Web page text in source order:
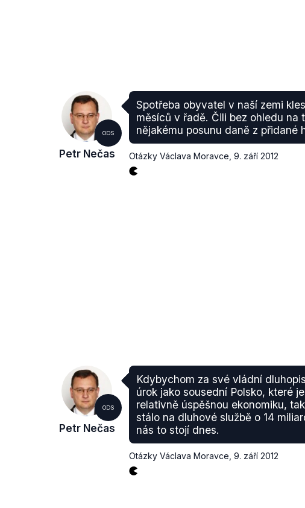
ODS
Petr Nečas
Spotřeba obyvatel v naší zemi
měsíců v řadě. Čili bez ohledu na
nějakému posunu daně z přidané
Otázky Václava Moravce 9. září 2012
ODS
Petr Nečas
Kdybychom za své vládní
úrok jako sousední Polsko, které
relativně úspěšnou ekonomiku,
stálo na dluhové službě o 14
nás to stojí dnes.
Otázky Václava Moravce 9. září 2012